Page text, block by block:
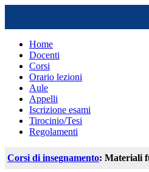
Home
Docenti
Corsi
Orario lezioni
Aule
Appelli
Iscrizione esami
Tirocinio/Tesi
Regolamenti
Corsi di insegnamento: Materiali